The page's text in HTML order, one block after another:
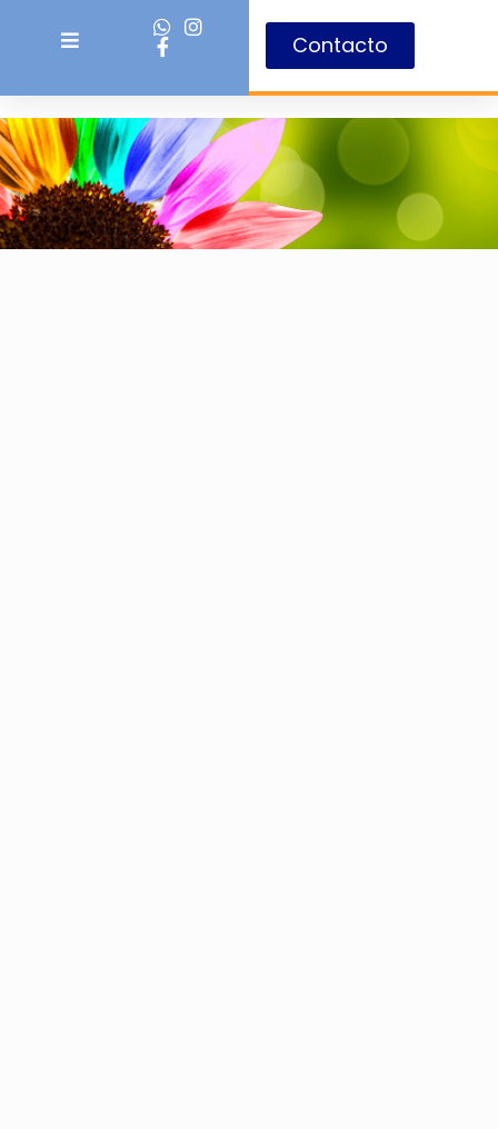
Contacto